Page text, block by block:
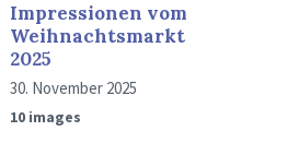
Impressionen vom
Weihnachtsmarkt
2025
30. November 2025
10 images